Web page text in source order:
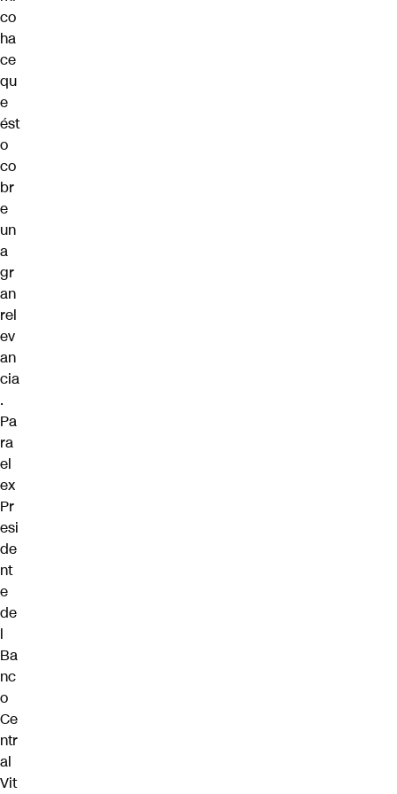
co
ha
ce
qu
e
ést
o
co
br
e
un
a
gr
an
rel
ev
an
cia
.
Pa
ra
el
ex
Pr
esi
de
nt
e
de
l
Ba
nc
o
Ce
ntr
al
Vit